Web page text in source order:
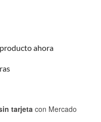
ahora
tarjeta con Mercado